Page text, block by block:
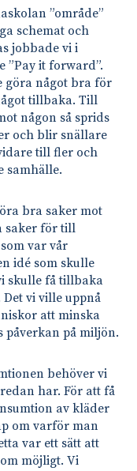
”område”
schemat och
jobbade vi i
”Pay it forward”.
göra något bra för
tillbaka. Till
någon så sprids
och blir snällare
till fler och
samhälle.
bra saker mot
saker för till
var vår
idé som skulle
skulle få tillbaka
vi ville uppnå
att minska
påverkan på miljön.
behöver vi
har. För att få
av kläder
om varför man
var ett sätt att
möjligt. Vi